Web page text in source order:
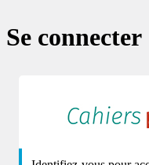
Se connecter